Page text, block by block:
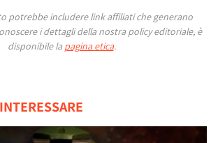
potrebbe includere link affiliati che generano
i dettagli della nostra policy editoriale, è
disponibile la pagina etica.